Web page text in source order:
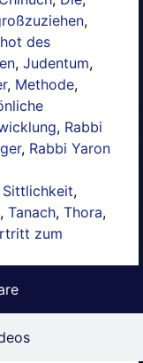
,
des
, Judentum,
, Methode,
, Rabbi
, Rabbi Yaron
Sittlichkeit,
, Tanach, Thora,
zum